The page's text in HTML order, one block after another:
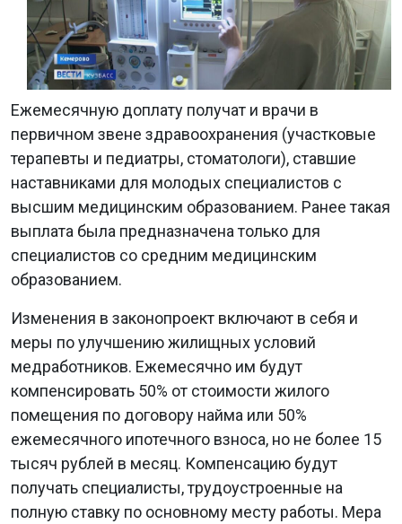
Ежемесячную доплату получат и врачи в
первичном звене здравоохранения (участковые
терапевты и педиатры, стоматологи), ставшие
наставниками для молодых специалистов с
высшим медицинским образованием. Ранее такая
выплата была предназначена только для
специалистов со средним медицинским
образованием.
Изменения в законопроект включают в себя и
меры по улучшению жилищных условий
медработников. Ежемесячно им будут
компенсировать 50% от стоимости жилого
помещения по договору найма или 50%
ежемесячного ипотечного взноса, но не более 15
тысяч рублей в месяц. Компенсацию будут
получать специалисты, трудоустроенные на
полную ставку по основному месту работы. Мера